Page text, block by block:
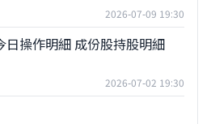
2026-07-09 19:30
操作明細 成份股持股明細
2026-07-02 19:30